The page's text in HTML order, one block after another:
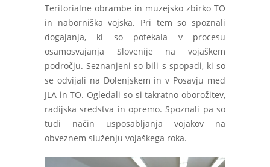
Teritorialne obrambe in muzejsko zbirko TO
in naborniška vojska. Pri tem so spoznali
dogajanja, ki so potekala v procesu
osamosvajanja Slovenije na vojaškem
področju. Seznanjeni so bili s spopadi, ki so
se odvijali na Dolenjskem in v Posavju med
JLA in TO. Ogledali so si takratno oborožitev,
radijska sredstva in opremo. Spoznali pa so
tudi način usposabljanja vojakov na
obveznem služenju vojaškega roka.